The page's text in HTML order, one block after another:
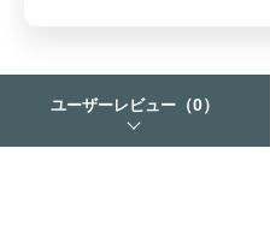
ユーザーレビュー （0）